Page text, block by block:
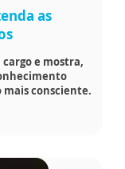
as
cargo e mostra,
consciente.